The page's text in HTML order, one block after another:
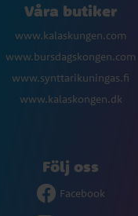
Våra butiker
www.kalaskungen.com
www.bursdagskongen.com
www.synttarikuningas.fi
www.kalaskongen.dk
Följ oss
Facebook